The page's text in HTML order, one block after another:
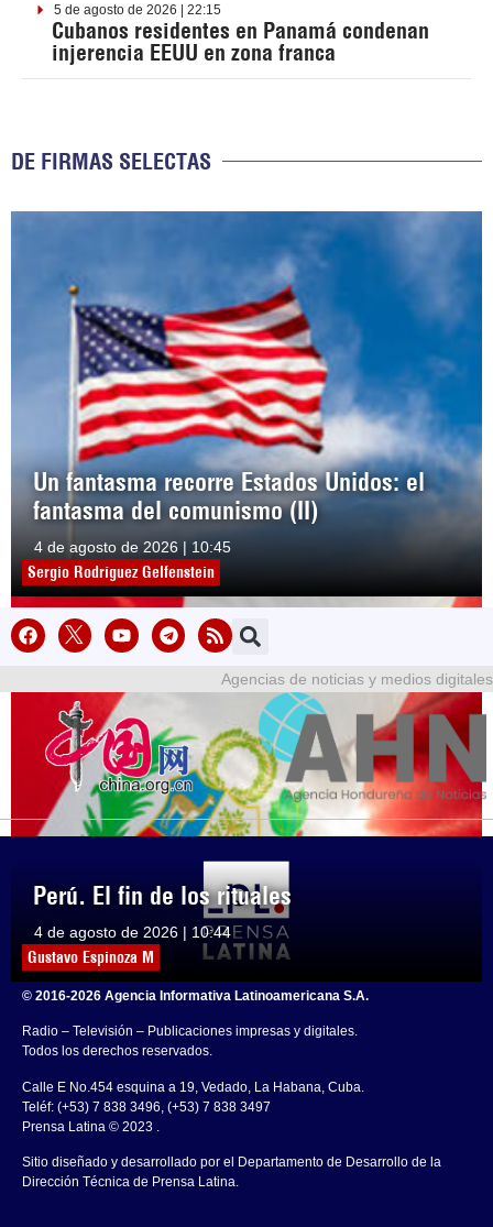
5 de agosto de 2026 | 22:15
Cubanos residentes en Panamá condenan
injerencia EEUU en zona franca
DE FIRMAS SELECTAS
Un fantasma recorre Estados Unidos: el
fantasma del comunismo (II)
4 de agosto de 2026 | 10:45
Sergio Rodríguez Gelfenstein
Perú. El fin de los rituales
4 de agosto de 2026 | 10:44
Gustavo Espinoza M
Agencias de noticias y medios digitales
© 2016-2026 Agencia Informativa Latinoamericana S.A.
Radio – Televisión – Publicaciones impresas y digitales.
Todos los derechos reservados.
Calle E No.454 esquina a 19, Vedado, La Habana, Cuba.
Teléf: (+53) 7 838 3496, (+53) 7 838 3497
Prensa Latina © 2023 .
Sitio diseñado y desarrollado por el Departamento de Desarrollo de la
Dirección Técnica de Prensa Latina.